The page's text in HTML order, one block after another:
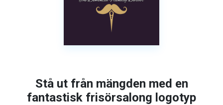
Stå ut från mängden med en
fantastisk frisörsalong logotyp